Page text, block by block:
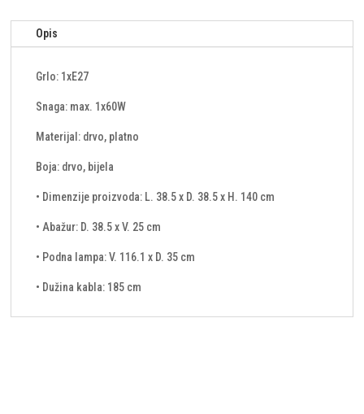
Opis
Grlo: 1xE27
Snaga: max. 1x60W
Materijal: drvo, platno
Boja: drvo, bijela
• Dimenzije proizvoda: L. 38.5 x D. 38.5 x H. 140 cm
• Abažur: D. 38.5 x V. 25 cm
• Podna lampa: V. 116.1 x D. 35 cm
• Dužina kabla: 185 cm